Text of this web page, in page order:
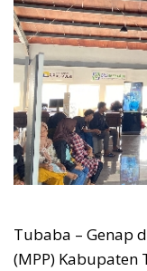
Tubaba – Genap
(MPP)